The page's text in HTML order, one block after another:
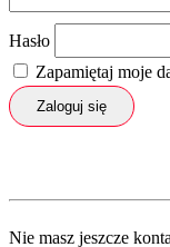
Hasło
Zapamiętaj moje
Zaloguj się
Nie masz jeszcze